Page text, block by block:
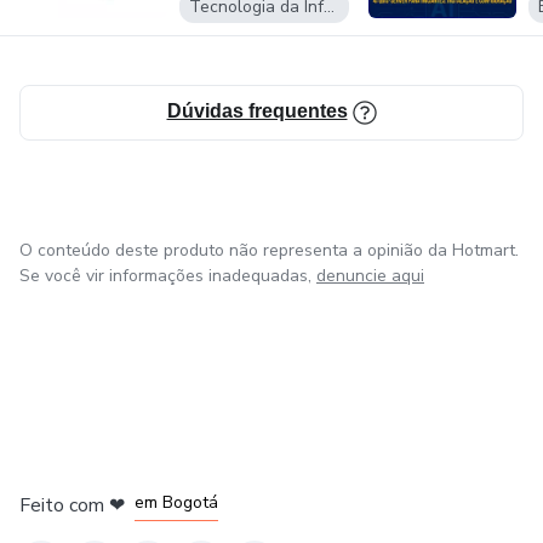
Vem ser tornado mentor de profissionais que desejam
aumentar suas habilidades no QGIS e saber exatamente
pessoalmente a traçar a melhor solução para trabalhar no
QGIS e obter os resultados esperados.
Tecnologia da Informação
Dúvidas frequentes
O conteúdo deste produto não representa a opinião da Hotmart.
Se você vir informações inadequadas, denuncie aqui
Feito com ❤ em Bogotá